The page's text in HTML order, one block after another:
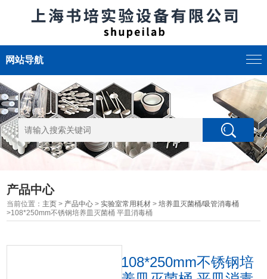
网站导航
产品中心
当前位置： 主页 > 产品中心 >实验室常用耗材 >培养皿灭菌桶/吸管消毒桶
>108*250mm不锈钢培养皿灭菌桶 平皿消毒桶
108*250mm不锈钢培